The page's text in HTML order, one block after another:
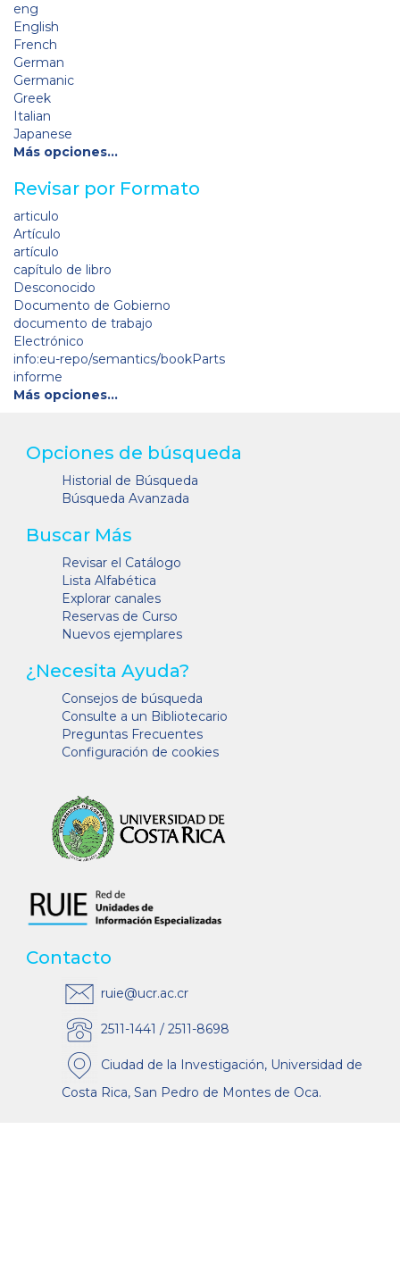
eng
English
French
German
Germanic
Greek
Italian
Japanese
Más opciones…
Revisar por Formato
articulo
Artículo
artículo
capítulo de libro
Desconocido
Documento de Gobierno
documento de trabajo
Electrónico
info:eu-repo/semantics/bookParts
informe
Más opciones…
Opciones de búsqueda
Historial de Búsqueda
Búsqueda Avanzada
Buscar Más
Revisar el Catálogo
Lista Alfabética
Explorar canales
Reservas de Curso
Nuevos ejemplares
¿Necesita Ayuda?
Consejos de búsqueda
Consulte a un Bibliotecario
Preguntas Frecuentes
Configuración de cookies
Contacto
ruie@ucr.ac.cr
2511-1441 / 2511-8698
Ciudad de la Investigación, Universidad de
Costa Rica, San Pedro de Montes de Oca.